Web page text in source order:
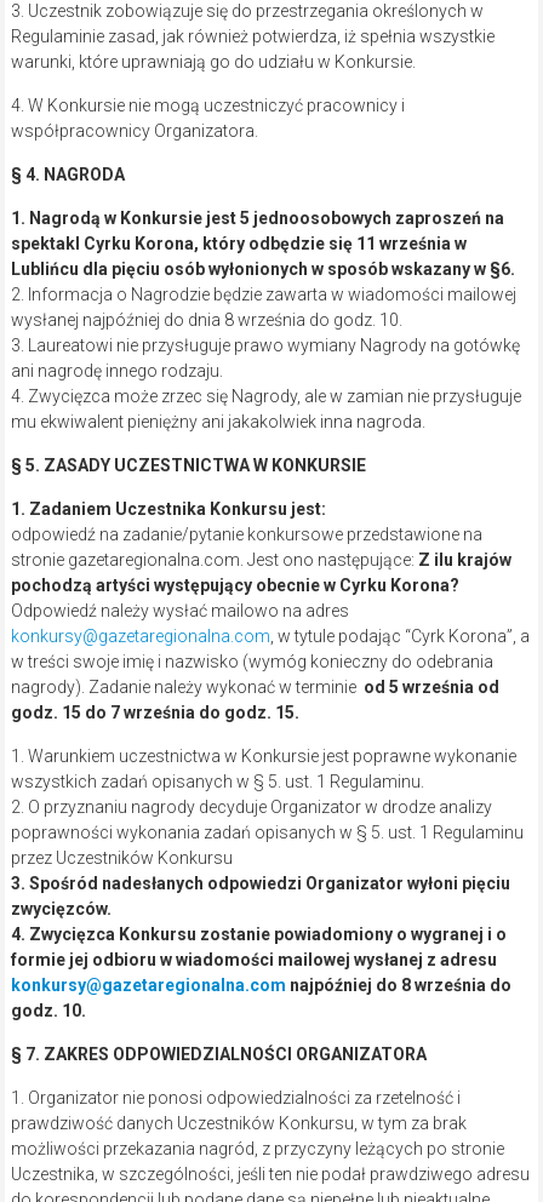
3. Uczestnik zobowiązuje się do przestrzegania określonych w
Regulaminie zasad, jak również potwierdza, iż spełnia wszystkie
warunki, które uprawniają go do udziału w Konkursie.
4. W Konkursie nie mogą uczestniczyć pracownicy i
współpracownicy Organizatora.
§ 4. NAGRODA
1. Nagrodą w Konkursie jest5 jednoosobowych zaproszeń na
spektakl Cyrku Korona, który odbędzie się 11 września w
Lublińcu dla pięciu osób wyłonionych w sposób wskazany w §6.
2. Informacja o Nagrodzie będzie zawarta w wiadomości mailowej
wysłanej najpóźniej do dnia 8 września do godz. 10.
3. Laureatowi nie przysługuje prawo wymiany Nagrody na gotówkę
ani nagrodę innego rodzaju.
4. Zwycięzca może zrzec się Nagrody, ale w zamian nie przysługuje
mu ekwiwalent pieniężny ani jakakolwiek inna nagroda.
§ 5. ZASADY UCZESTNICTWA W KONKURSIE
1. Zadaniem Uczestnika Konkursu jest:
odpowiedź na zadanie/pytanie konkursowe przedstawione na
stronie gazetaregionalna.com. Jest ono następujące: Z ilu krajów
pochodzą artyści występujący obecnie w Cyrku Korona?
Odpowiedź należy wysłać mailowo na adres
konkursy@gazetaregionalna.com , w tytule podając “Cyrk Korona”, a
w treści swoje imię i nazwisko (wymóg konieczny do odebrania
nagrody). Zadanie należy wykonać w terminie od 5 września od
godz. 15 do 7 września do godz. 15.
1. Warunkiem uczestnictwa w Konkursie jest poprawne wykonanie
wszystkich zadań opisanych w § 5. ust. 1 Regulaminu.
2. O przyznaniu nagrody decyduje Organizator w drodze analizy
poprawności wykonania zadań opisanych w § 5. ust. 1 Regulaminu
przez Uczestników Konkursu
3. Spośród nadesłanych odpowiedzi Organizator wyłoni pięciu
zwycięzców.
4. Zwycięzca Konkursu zostanie powiadomiony o wygranej i o
formie jej odbioru w wiadomości mailowej wysłanej z adresu
konkursy@gazetaregionalna.com najpóźniej do 8 września do
godz. 10.
§ 7. ZAKRES ODPOWIEDZIALNOŚCI ORGANIZATORA
1. Organizator nie ponosi odpowiedzialności za rzetelność i
prawdziwość danych Uczestników Konkursu, w tym za brak
możliwości przekazania nagród, z przyczyny leżących po stronie
Uczestnika, w szczególności, jeśli ten nie podał prawdziwego adresu